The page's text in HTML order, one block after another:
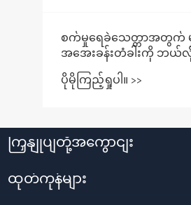
စက်မှုရေခဲသေတ္တာအတွက် မှ
အအေးခန်းတံခါးကို ဘယ်လိုရွ
ပိုမိုကြည့်ရှုပါ။ >>
ကြှနျုပျတို့အကွောငျး
ထုတ်ကုန်များ